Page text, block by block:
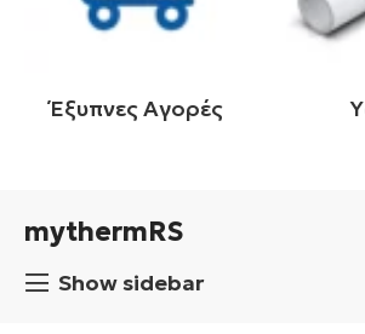
Έξυπνες Αγορές
mythermRS
Show sidebar